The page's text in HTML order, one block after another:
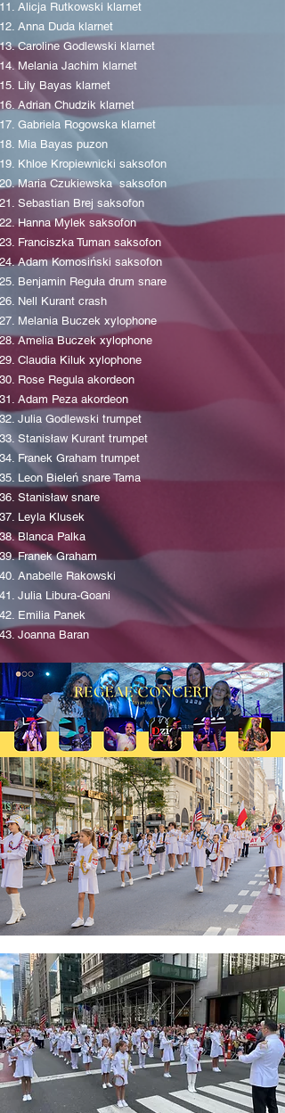
Alicja Rutkowski klarnet
Anna Duda klarnet
Caroline Godlewski klarnet
Melania Jachim klarnet
Lily Bayas klarnet
Adrian Chudzik klarnet
Gabriela Rogowska klarnet
Mia Bayas puzon
Khloe Kropiewnicki saksofon
Maria Czukiewska saksofon
Sebastian Brej saksofon
Hanna Mylek saksofon
Franciszka Tuman saksofon
Adam Komosiński saksofon
Benjamin Reguła drum snare
Nell Kurant crash
Melania Buczek xylophone
Amelia Buczek xylophone
Claudia Kiluk xylophone
Rose Regula akordeon
Adam Peza akordeon
Julia Godlewski trumpet
Stanisław Kurant trumpet
Franek Graham trumpet
Leon Bieleń snare Tama
Stanisław snare
Leyla Klusek
Blanca Palka
Franek Graham
Anabelle Rakowski
Julia Libura-Goani
Emilia Panek
Joanna Baran